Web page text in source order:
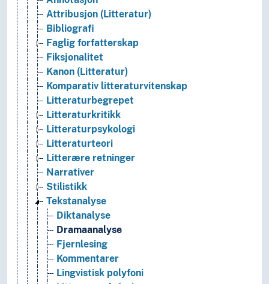
Attribusjon (Litteratur)
Bibliografi
Faglig forfatterskap
Fiksjonalitet
Kanon (Litteratur)
Komparativ litteraturvitenskap
Litteraturbegrepet
Litteraturkritikk
Litteraturpsykologi
Litteraturteori
Litterære retninger
Narrativer
Stilistikk
Tekstanalyse
Diktanalyse
Dramaanalyse
Fjernlesing
Kommentarer
Lingvistisk polyfoni